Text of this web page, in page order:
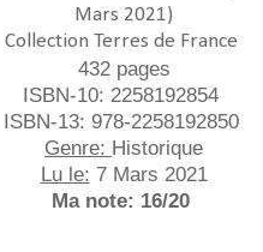
Mars 2021)
Collection Terres de France
432 pages
ISBN-10: 2258192854
ISBN-13: 978-2258192850
Genre: Historique
Lu le: 7 Mars 2021
Ma note: 16/20